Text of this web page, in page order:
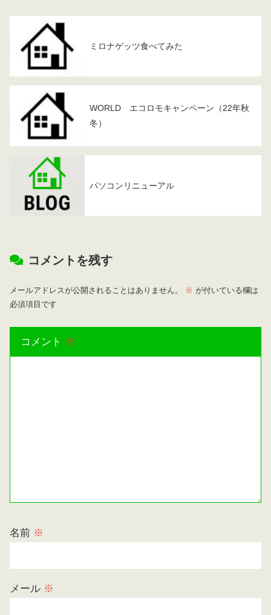
ミロナゲッツ食べてみた
WORLD エコロモキャンペーン（22年秋
冬）
パソコンリニューアル
コメントを残す
メールアドレスが公開されることはありません。 ※ が付いている欄は
必須項目です
コメント ※
名前 ※
メール ※